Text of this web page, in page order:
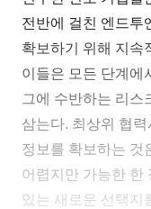
전반에 걸친 엔드투
확보하기 위해 지속
이들은 모든 단계에
그에 수반하는 리스
삼는다. 최상위 협
정보를 확보하는 것
어렵지만 가능한 한
있는 새로운 선택지